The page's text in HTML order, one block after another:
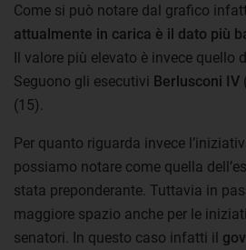
Come si può notare dal grafico
attualmente in carica è il dato più
Il valore più elevato è invece quello
Seguono gli esecutivi Berlusconi IV
(15).
Per quanto riguarda invece
possiamo notare come quella
stata preponderante. Tuttavia in
maggiore spazio anche per le
senatori. In questo caso infatti il